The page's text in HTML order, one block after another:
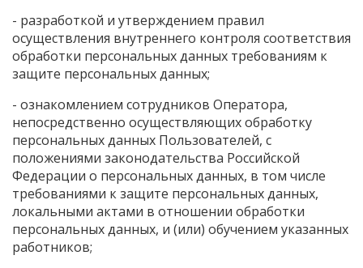
- разработкой и утверждением правил
осуществления внутреннего контроля соответствия
обработки персональных данных требованиям к
защите персональных данных;
- ознакомлением сотрудников Оператора,
непосредственно осуществляющих обработку
персональных данных Пользователей, с
положениями законодательства Российской
Федерации о персональных данных, в том числе
требованиями к защите персональных данных,
локальными актами в отношении обработки
персональных данных, и (или) обучением указанных
работников;